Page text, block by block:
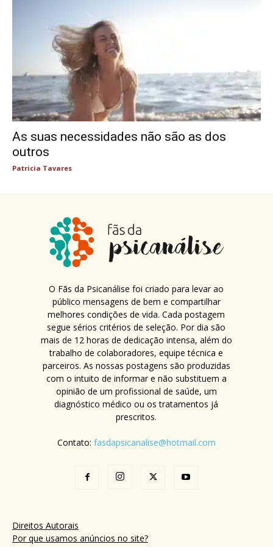
As suas necessidades não são as dos
outros
Patricia Tavares
O Fãs da Psicanálise foi criado para levar ao
público mensagens de bem e compartilhar
melhores condições de vida. Cada postagem
segue sérios critérios de seleção. Por dia são
mais de 12 horas de dedicação intensa, além do
trabalho de colaboradores, equipe técnica e
parceiros. As nossas postagens são produzidas
com o intuito de informar e não substituem a
opinião de um profissional de saúde, um
diagnóstico médico ou os tratamentos já
prescritos.
Contato: fasdapsicanalise@hotmail.com
Direitos Autorais
Por que usamos anúncios no site?